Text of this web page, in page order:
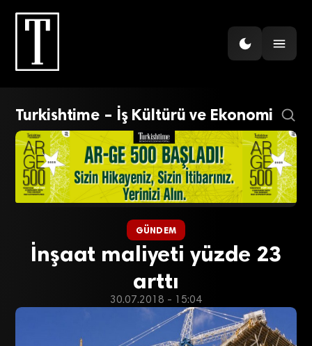
Turkishtime – İş Kültürü ve Ekonomi
GÜNDEM
İnşaat maliyeti yüzde 23
arttı
30.07.2018 - 15:04